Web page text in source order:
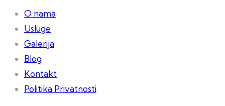
O nama
Usluge
Galerija
Blog
Kontakt
Politika Privatnosti